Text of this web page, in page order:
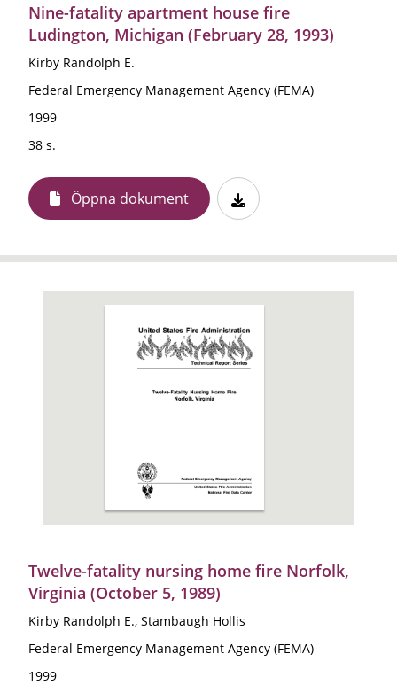
Nine-fatality apartment house fire
Ludington, Michigan (February 28, 1993)
Kirby Randolph E.
Federal Emergency Management Agency (FEMA)
1999
38 s.
Öppna dokument
Twelve-fatality nursing home fire Norfolk,
Virginia (October 5, 1989)
Kirby Randolph E., Stambaugh Hollis
Federal Emergency Management Agency (FEMA)
1999